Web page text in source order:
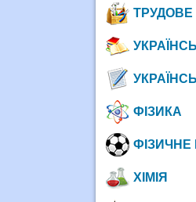
ФІЗИКА
ХІМІЯ